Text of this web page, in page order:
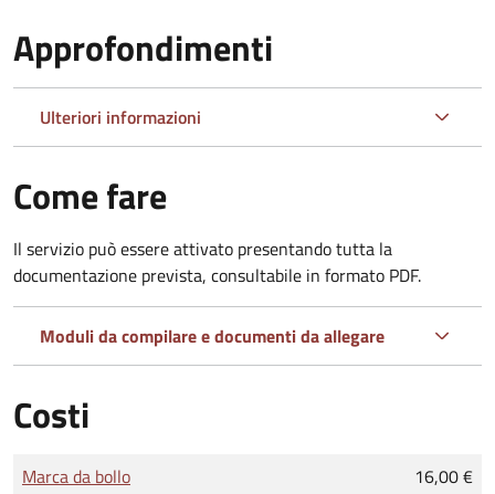
Approfondimenti
Ulteriori informazioni
Come fare
Il servizio può essere attivato presentando tutta la
documentazione prevista, consultabile in formato PDF.
Moduli da compilare e documenti da allegare
Costi
Tipo di pagamento
Importo
Marca da bollo 16,00 €